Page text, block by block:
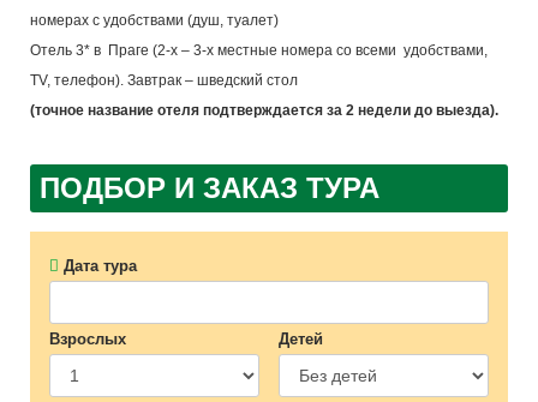
номерах с удобствами (душ, туалет)
Отель 3* в Праге (2-х – 3-х местные номера со всеми удобствами,
ТV, телефон). Завтрак – шведский стол
(точное название отеля подтверждается за 2 недели до выезда).
ПОДБОР И ЗАКАЗ ТУРА
Дата тура
Взрослых Детей